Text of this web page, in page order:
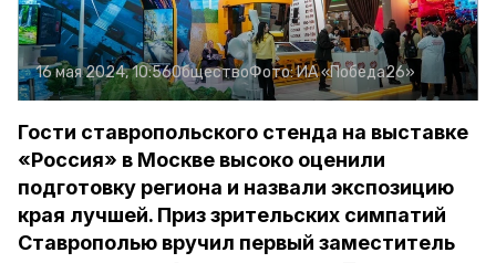
16 мая 2024, 10:56ОбществоФото:ИА «Победа26»
Гости ставропольского стенда на выставке
«Россия» в Москве высоко оценили
подготовку региона и назвали экспозицию
края лучшей. Приз зрительских симпатий
Ставрополью вручил первый заместитель